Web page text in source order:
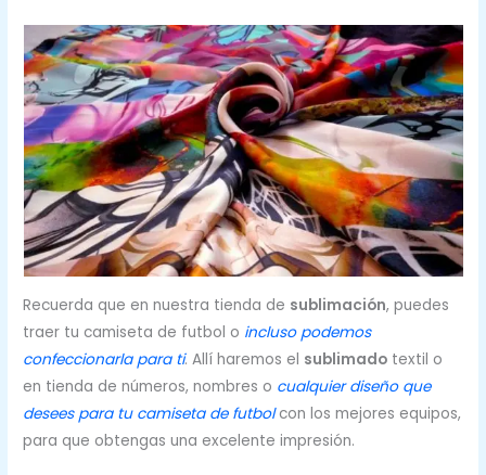
Recuerda que en nuestra tienda de sublimación, puedes
traer tu camiseta de futbol o incluso podemos
confeccionarla para ti. Allí haremos el sublimado textil o
en tienda de números, nombres o cualquier diseño que
desees para tu camiseta de futbolcon los mejores equipos,
para que obtengas una excelente impresión.